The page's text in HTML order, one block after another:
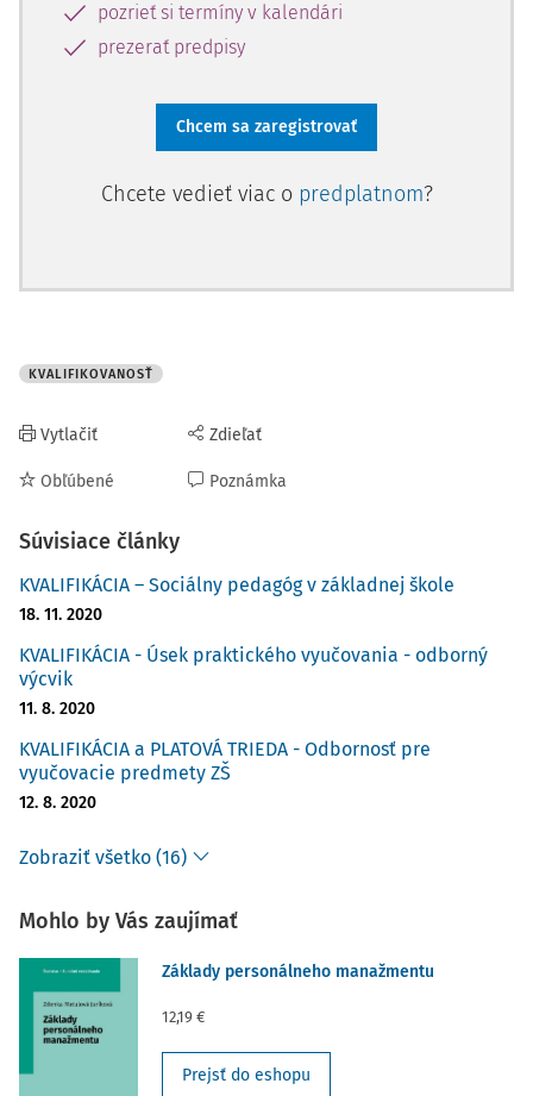
pozrieť si termíny v kalendári
prezerať predpisy
Chcem sa zaregistrovať
Chcete vedieť viac o predplatnom?
KVALIFIKOVANOSŤ
Vytlačiť
Obľúbené
Zdieľať
Poznámka
Súvisiace články
KVALIFIKÁCIA – Sociálny pedagóg v základnej škole
18. 11. 2020
KVALIFIKÁCIA - Úsek praktického vyučovania - odborný
výcvik
11. 8. 2020
KVALIFIKÁCIA a PLATOVÁ TRIEDA - Odbornosť pre
vyučovacie predmety ZŠ
12. 8. 2020
Zobraziť všetko (16)
Mohlo by Vás zaujímať
Základy personálneho manažmentu
12,19 €
Prejsť do eshopu